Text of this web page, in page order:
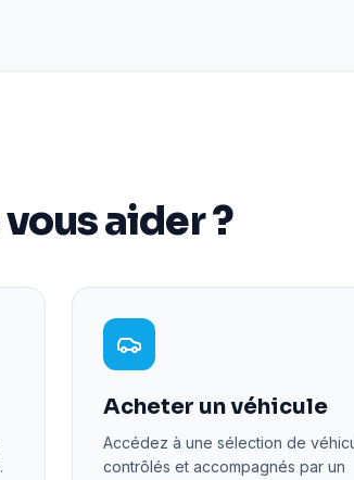
aider ?
Acheter un véhicule
Accédez à une sélection de
contrôlés et accompagnés par un